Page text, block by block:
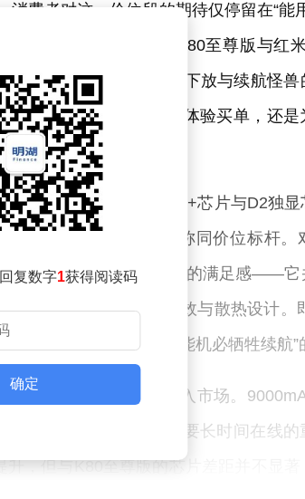
费者对这一价位段的期待仅停留在“能
旗下两款机型——红米K80至尊版与红
底打破。性能旗舰的下放与续航怪兽
择：究竟该为极致游戏体验买单，还是
优化上。搭载天玑9400+芯片与D2独显
流畅度与震感反馈堪称同价位标杆。
款机型能带来“物超所值”的满足感——它
，如屏幕高刷、外放音效与散热设计。
求，进一步削弱了“性能机必牺牲续航”
择以续航为核心卖点切入市场。
骑手、网约车司机等需要长时间在线的
，但与K80至尊版的芯片差距并不显著
复数字1获得阅读码
确定